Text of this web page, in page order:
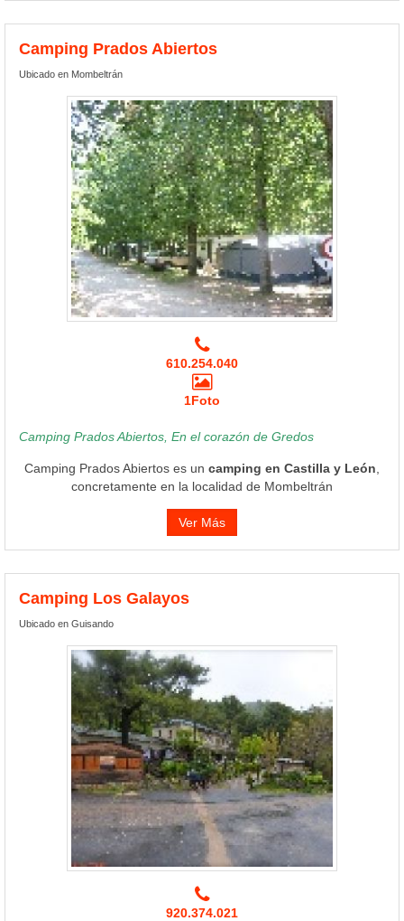
Camping Prados Abiertos
Ubicado en Mombeltrán
610.254.040
1Foto
Camping Prados Abiertos, En el corazón de Gredos
Camping Prados Abiertos es un camping en Castilla y León
concretamente en la localidad de Mombeltrán
Ver Más
Camping Los Galayos
Ubicado en Guisando
920.374.021